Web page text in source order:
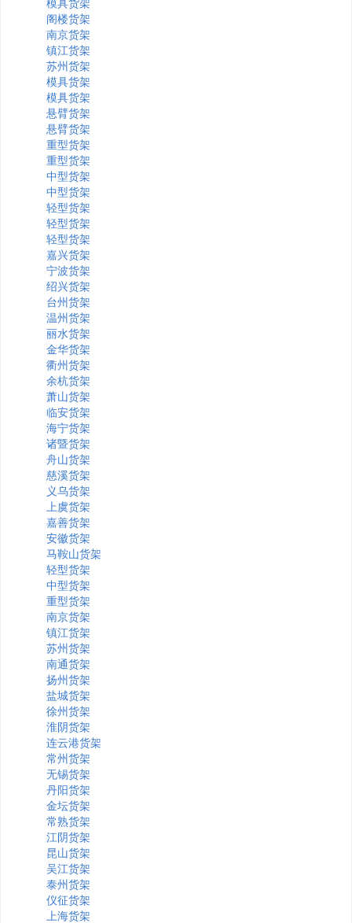
模具货架
阁楼货架
南京货架
镇江货架
苏州货架
模具货架
模具货架
悬臂货架
悬臂货架
重型货架
重型货架
中型货架
中型货架
轻型货架
轻型货架
轻型货架
嘉兴货架
宁波货架
绍兴货架
台州货架
温州货架
丽水货架
金华货架
衢州货架
余杭货架
萧山货架
临安货架
海宁货架
诸暨货架
舟山货架
慈溪货架
义乌货架
上虞货架
嘉善货架
安徽货架
马鞍山货架
轻型货架
中型货架
重型货架
南京货架
镇江货架
苏州货架
南通货架
扬州货架
盐城货架
徐州货架
淮阴货架
连云港货架
常州货架
无锡货架
丹阳货架
金坛货架
常熟货架
江阴货架
昆山货架
吴江货架
泰州货架
仪征货架
上海货架